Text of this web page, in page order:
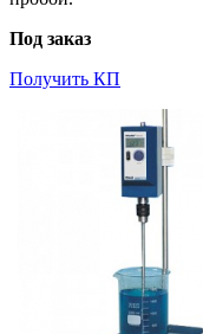
Под заказ
Получить КП